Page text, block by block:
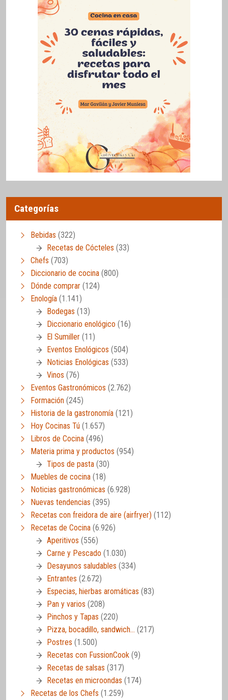
Categorías
Bebidas (322)
Recetas de Cócteles (33)
Chefs (703)
Diccionario de cocina (800)
Dónde comprar (124)
Enología (1.141)
Bodegas (13)
Diccionario enológico (16)
El Sumiller (11)
Eventos Enológicos (504)
Noticias Enológicas (533)
Vinos (76)
Eventos Gastronómicos (2.762)
Formación (245)
Historia de la gastronomía (121)
Hoy Cocinas Tú (1.657)
Libros de Cocina (496)
Materia prima y productos (954)
Tipos de pasta (30)
Muebles de cocina (18)
Noticias gastronómicas (6.928)
Nuevas tendencias (395)
Recetas con freidora de aire (airfryer) (112)
Recetas de Cocina (6.926)
Aperitivos (556)
Carne y Pescado (1.030)
Desayunos saludables (334)
Entrantes (2.672)
Especias, hierbas aromáticas (83)
Pan y varios (208)
Pinchos y Tapas (220)
Pizza, bocadillo, sandwich… (217)
Postres (1.500)
Recetas con FussionCook (9)
Recetas de salsas (317)
Recetas en microondas (174)
Recetas de los Chefs (1.259)